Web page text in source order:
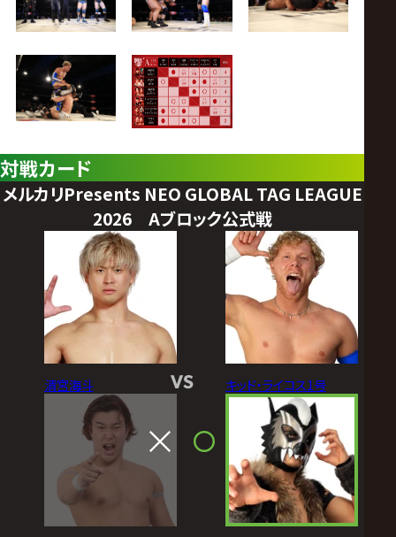
対戦カード
メルカリPresents NEO GLOBAL TAG LEAGUE
2026 Aブロック公式戦
清宮海斗 VS キッド・ライコス1号